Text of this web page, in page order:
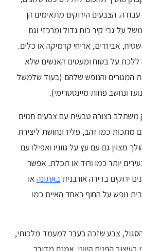
עבודה. הצבעים הירוקים מתאימים הן
על גבי קיר כוח גדול ומרכזי וגם
שטיח, אביזרים, אריחי קרמיקה או כלים.
ללכת על בטוח ומעטים האנשים שלא
המגורים והנופש שלהם (בעוד שלמשל
ונחשב פחות מיינסטרימי).
משתלב בצורה טבעית עם צבעים חמים
מתכות כמו זהב, פליז ונחושת ליצירת
מצוין גם עם עץ על גווניו ואפילו עם
יותר כמו ורוד או תכלת. אפשר
ירוקים בדירה אורבנית באתונהאו
נופש על החוף באחד האיים כמו
הסגול, צבע שזכה בעבר למעמד מלכותי,
הפנים היווני. אמנם מדובר